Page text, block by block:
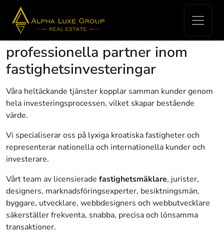
ALPHA LUXE GROUP
FASTIGHETER - Din
professionella partner inom
fastighetsinvesteringar
Våra heltäckande tjänster kopplar samman kunder genom
hela investeringsprocessen, vilket skapar bestående
värde.
Vi specialiserar oss på lyxiga kroatiska fastigheter och
representerar nationella och internationella kunder och
investerare.
Vårt team av licensierade fastighetsmäklare, jurister,
designers, marknadsföringsexperter, besiktningsmän,
byggare, utvecklare, webbdesigners och webbutvecklare
säkerställer frekventa, snabba, precisa och lönsamma
transaktioner.